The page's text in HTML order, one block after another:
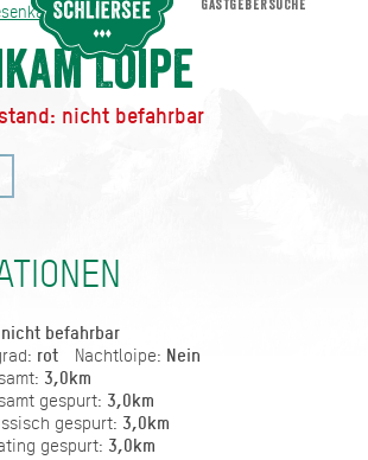
Loipe
Loipe
nicht befahrbar
nicht befahrbar
rot Nachtloipe: Nein
3,0km
gespurt: 3,0km
gespurt: 3,0km
gespurt: 3,0km
Loipe
GASTGEBERSUCHE